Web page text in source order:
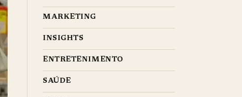
MARKETING
INSIGHTS
ENTRETENIMENTO
SAÚDE